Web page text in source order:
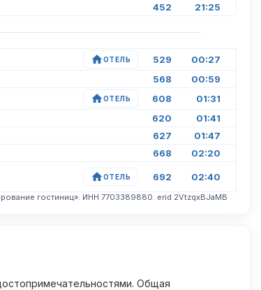
452 21:25
ОТЕЛЬ 529 00:27
568 00:59
ОТЕЛЬ 608 01:31
620 01:41
627 01:47
668 02:20
ОТЕЛЬ 692 02:40
гостиниц». ИНН 7703389880. erid 2VtzqxBJaMB
Общая